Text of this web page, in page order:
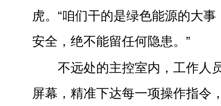
虎。“咱们干的是绿色能源的大
安全，绝不能留任何隐患。”
不远处的主控室内，工作人
屏幕，精准下达每一项操作指令